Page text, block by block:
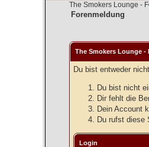
The Smokers Lounge -
Forenmeldung
The Smokers Lounge -
Du bist entweder
Du bist nicht
Dir fehlt die
Dein Account
Du rufst diese
Login